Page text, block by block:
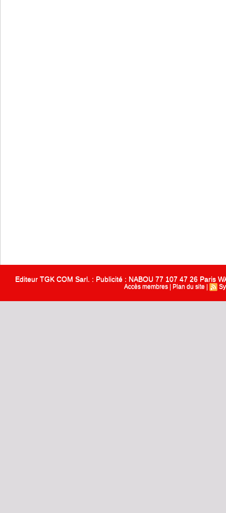
Editeur TGK COM Sarl. : Publicité : NABOU 77 107 47 26 Paris
Accès membres Plan du site